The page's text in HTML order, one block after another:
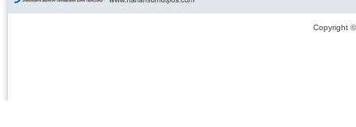
Copyright